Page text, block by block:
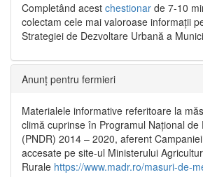
Completând acest chestionar de 7-10
colectam cele mai valoroase informații
Strategiei de Dezvoltare Urbană a
Anunț pentru fermieri
Materialele informative referitoare la
climă cuprinse în Programul Național de
(PNDR) 2014 – 2020, aferent
accesate pe site-ul Ministerului
Rurale https://www.madr.ro/masuri-de-